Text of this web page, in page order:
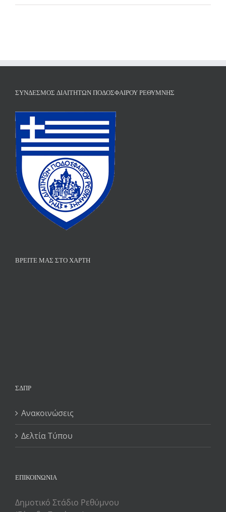
ΣΎΝΔΕΣΜΟΣ ΔΙΑΙΤΗΤΏΝ ΠΟΔΟΣΦΑΊΡΟΥ ΡΕΘΎΜΝΗΣ
ΒΡΕΊΤΕ ΜΑΣ ΣΤΟ ΧΆΡΤΗ
ΣΔΠΡ
Ανακοινώσεις
Δελτία Τύπου
ΕΠΙΚΟΙΝΩΝΙΑ
Δημοτικό Στάδιο Ρεθύμνου